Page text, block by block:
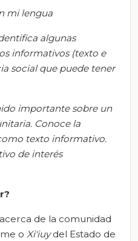
mi lengua
algunas
informativos (texto e
social que puede tener
importante sobre un
Conoce la
texto informativo.
de interés
de la comunidad
o Xi'iuydel Estado de